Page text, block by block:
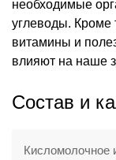
необходимые
углеводы. Кроме
витамины и
влияют на наше
Состав и
Кисломолочное